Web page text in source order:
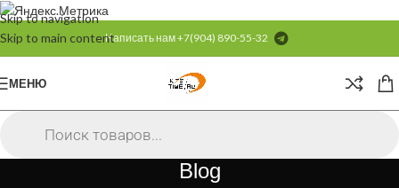
Skip to navigation
Skip to main contentНаписать нам+7(904) 890-55-32
МЕНЮ
Blog